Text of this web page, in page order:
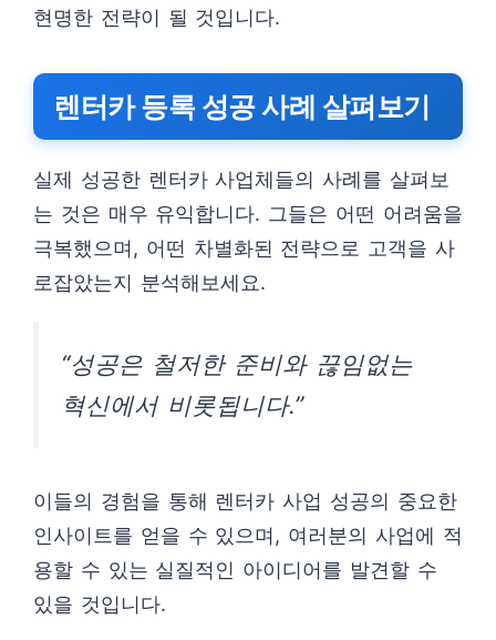
현명한 전략이 될 것입니다.
렌터카 등록 성공 사례 살펴보기
실제 성공한 렌터카 사업체들의 사례를 살펴보
는 것은 매우 유익합니다. 그들은 어떤 어려움을
극복했으며, 어떤 차별화된 전략으로 고객을 사
로잡았는지 분석해보세요.
“성공은 철저한 준비와 끊임없는
혁신에서 비롯됩니다.”
이들의 경험을 통해 렌터카 사업 성공의 중요한
인사이트를 얻을 수 있으며, 여러분의 사업에 적
용할 수 있는 실질적인 아이디어를 발견할 수
있을 것입니다.